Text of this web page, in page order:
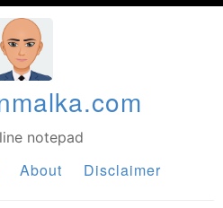
notepad
About Disclaimer